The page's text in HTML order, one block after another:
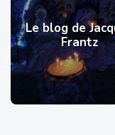
Le blog de
Frantz